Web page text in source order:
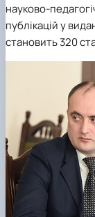
науково-
публікацій у
становить 320